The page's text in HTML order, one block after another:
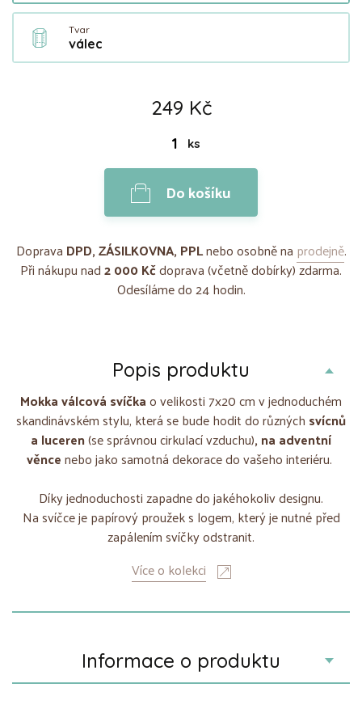
Tvar
válec
249 Kč
ks
Do košíku
Doprava DPD, ZÁSILKOVNA, PPLnebo osobně na prodejně.
Při nákupu nad2 000 Kčdoprava (včetně dobírky) zdarma.
Odesíláme do 24 hodin.
Popis produktu
Mokkaválcová svíčkao velikosti 7x20 cm v jednoduchém
skandinávském stylu, která se bude hodit do různých svícnů
a luceren(se správnou cirkulací vzduchu), na adventní
věncenebo jako samotná dekorace do vašeho interiéru.
Díky jednoduchosti zapadne do jakéhokoliv designu.
Na svíčce je papírový proužek s logem, který je nutné před
zapálením svíčky odstranit.
Více o kolekci
Informace o produktu